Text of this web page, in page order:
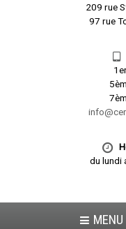
209 rue
97 rue
du lundi
MENU